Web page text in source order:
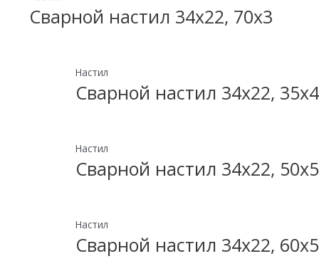
Сварной настил 34х22, 70х3
Настил
Сварной настил 34х22, 35х4
Настил
Сварной настил 34х22, 50х5
Настил
Сварной настил 34х22, 60х5